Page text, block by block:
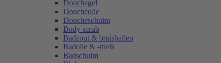
Douchegel
Doucheolie
Doucheschuim
Body scrub
Badzout & bruisballen
Badolie & -melk
Badschuim